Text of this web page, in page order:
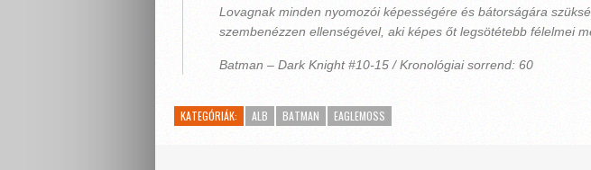
Lovagnak minden nyomozói képességére és bátorságára
szembenézzen ellenségével, aki képes őt legsötétebb félelmei
Batman – Dark Knight #10-15 / Kronológiai sorrend: 60
KATEGÓRIÁK: ALB BATMAN EAGLEMOSS